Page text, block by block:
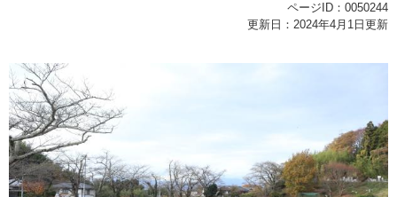
ページID：0050244
更新日：2024年4月1日更新